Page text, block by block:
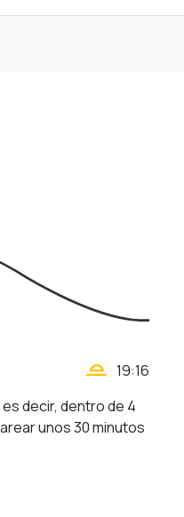
wb_twilight_2 19:16
es decir, dentro de 4
unos 30 minutos